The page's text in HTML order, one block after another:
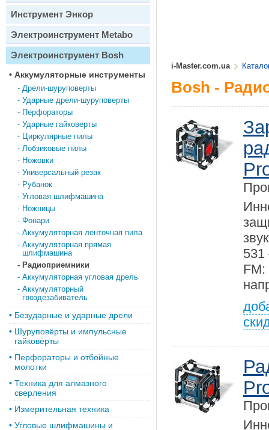
Инструмент Энкор
Электроинструмент Metabo
Электроинструмент Bosh
• Аккумуляторные инструменты
- Дрели-шуруповерты
- Ударные дрели-шуруповерты
- Перфораторы
- Ударные гайковерты
- Циркулярные пилы
- Лобзиковые пилы
- Ножовки
- Универсальный резак
- Рубанок
- Угловая шлифмашина
- Ножницы
- Фонари
- Аккумуляторная ленточная пила
- Аккумуляторная прямая
шлифмашина
- Радиоприемники
- Аккумуляторная угловая дрель
- Аккумуляторный
гвоздезабиватель
• Безударные и ударные дрели
• Шуруповёрты и импульсные
гайковёрты
• Перфораторы и отбойные
молотки
• Техника для алмазного
сверления
• Измерительная техника
• Угловые шлифмашины и
i-Master.com.ua
Bosh -
531